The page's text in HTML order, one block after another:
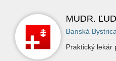
MUDR.
Banská Bystrica
Praktický lekár